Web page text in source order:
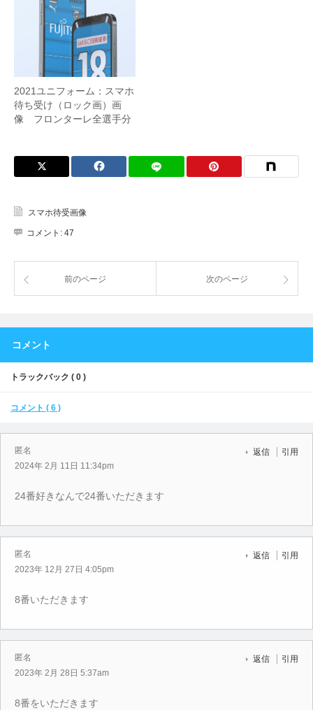
2021ユニフォーム：スマホ
待ち受け（ロック画）画
像 フロンターレ全選手分
スマホ待受画像
コメント: 47
前のページ 次のページ
コメント
トラックバック ( 0 )
コメント ( 6 )
匿名
2024年 2月 11日 11:34pm
返信 引用
24番好きなんで24番いただきます
匿名
2023年 12月 27日 4:05pm
返信 引用
8番いただきます
匿名
2023年 2月 28日 5:37am
返信 引用
8番をいただきます